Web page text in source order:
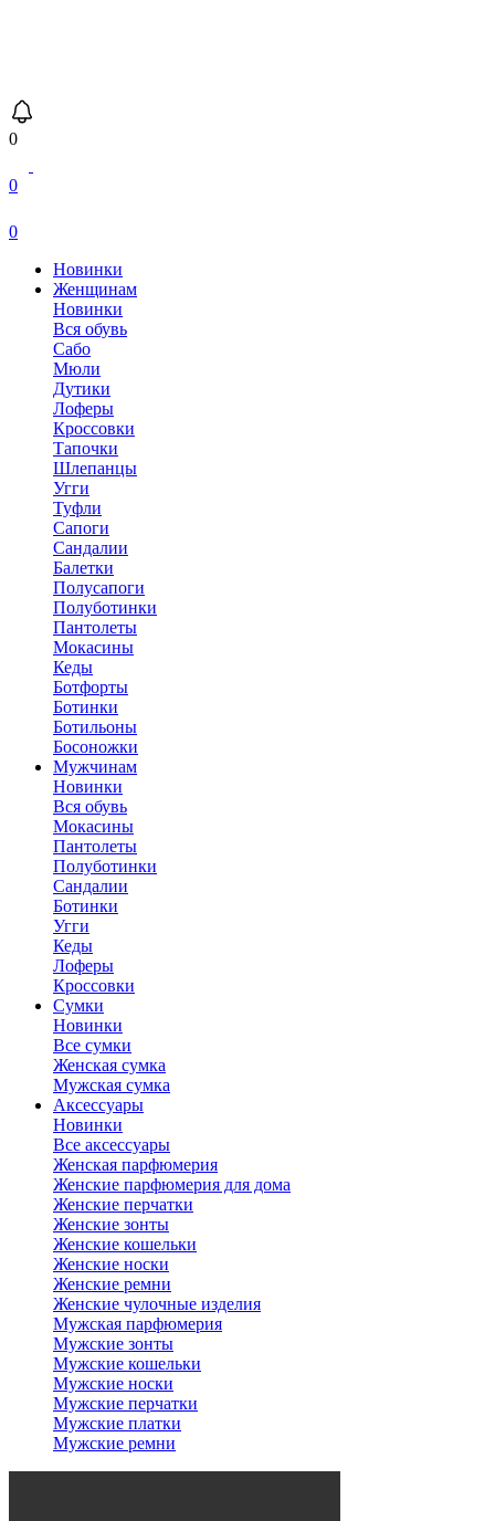
0
0
0
Новинки
Женщинам
Новинки
Вся обувь
Сабо
Мюли
Дутики
Лоферы
Кроссовки
Тапочки
Шлепанцы
Угги
Туфли
Сапоги
Сандалии
Балетки
Полусапоги
Полуботинки
Пантолеты
Мокасины
Кеды
Ботфорты
Ботинки
Ботильоны
Босоножки
Мужчинам
Новинки
Вся обувь
Мокасины
Пантолеты
Полуботинки
Сандалии
Ботинки
Угги
Кеды
Лоферы
Кроссовки
Сумки
Новинки
Все сумки
Женская сумка
Мужская сумка
Аксессуары
Новинки
Все аксессуары
Женская парфюмерия
Женские парфюмерия для дома
Женские перчатки
Женские зонты
Женские кошельки
Женские носки
Женские ремни
Женские чулочные изделия
Мужская парфюмерия
Мужские зонты
Мужские кошельки
Мужские носки
Мужские перчатки
Мужские платки
Мужские ремни